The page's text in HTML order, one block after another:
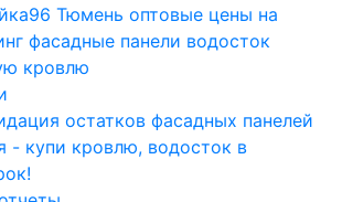
Тюмень оптовые цены на
фасадные панели водосток
кровлю
остатков фасадных панелей
- купи кровлю, водосток в